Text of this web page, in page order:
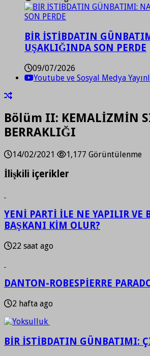
BİR İSTİBDATIN
UŞAKLIĞINDA SON PERDE
09/07/2026
Youtube ve Sosyal Medya
Bölüm II: KEMALİZMİN
BERRAKLIĞI
14/02/2021 1,177 Görüntülenme
İlişkili içerikler
YENİ PARTİ İLE NE YAPILIR VE
BAŞKANI KİM OLUR?
22 saat ago
DANTON-ROBESPİERRE
2 hafta ago
BİR İSTİBDATIN GÜNBATIMI: